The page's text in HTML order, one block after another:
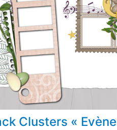
Clusters «